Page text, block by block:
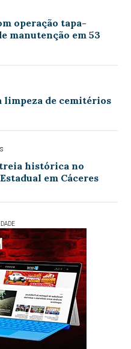
operação tapa-
manutenção em 53
limpeza de cemitérios
histórica no
em Cáceres